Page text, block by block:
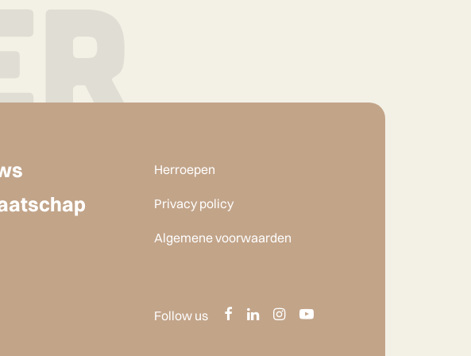
Herroepen
Privacy policy
Algemene voorwaarden